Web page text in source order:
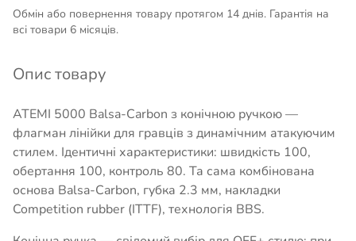
Обмін або повернення товару протягом 14 днів. Гарантія на
всі товари 6 місяців.
Опис товару
ATEMI 5000 Balsa-Carbon з конічною ручкою —
флагман лінійки для гравців з динамічним атакуючим
стилем. Ідентичні характеристики: швидкість 100,
обертання 100, контроль 80. Та сама комбінована
основа Balsa-Carbon, губка 2.3 мм, накладки
Competition rubber (ITTF), технологія BBS.